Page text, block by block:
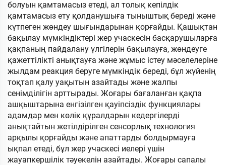
болуын қамтамасыз етеді, ал толық кепілдік
қамтамасыз ету қолданушыға тыныштық береді және
күтпеген жөндеу шығындарынан қорғайды. Қашықтан
бақылау мүмкіндіктері жер учаскесін басқарушыларға
қақпаның пайдалану үлгілерін бақылауға, жөндеуге
қажеттілікті анықтауға және жұмыс істеу мәселелеріне
жылдам реакция беруге мүмкіндік береді, бұл жүйенің
тоқтап қалу уақытын азайтады және жалпы
сенімділігін арттырады. Жоғары бағаланған қақпа
ашқыштарына енгізілген қауіпсіздік функциялары
адамдар мен көлік құралдарын кедергілерді
анықтайтын жетілдірілген сенсорлық технология
арқылы қорғайды және апаттарды болдырмауға
ықпал етеді, бұл жер учаскесі иелері үшін
жауапкершілік тәуекелін азайтады. Жоғары сапалы